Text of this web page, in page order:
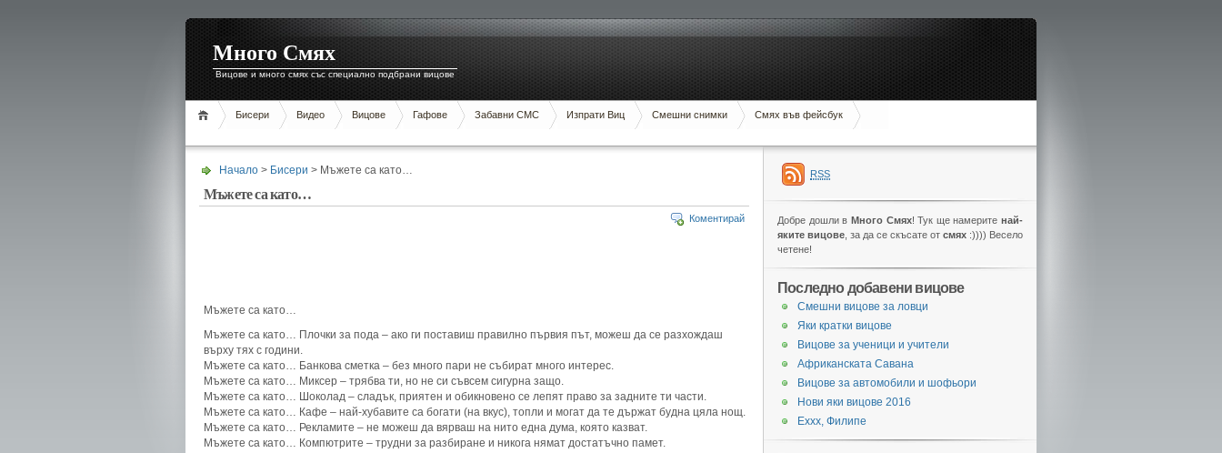
Много Смях
Вицове и много смях със специално подбрани вицове
Бисери Видео Вицове Гафове Забавни СМС Изпрати Виц Смешни снимки Смях във фейсбук
Начало > Бисери > Мъжете са като…
Мъжете са като…
Коментирай
Мъжете са като…
Мъжете са като… Плочки за пода – ако ги поставиш правилно първия път, можеш да се разхождаш
върху тях с години.
Мъжете са като… Банкова сметка – без много пари не събират много интерес.
Мъжете са като… Миксер – трябва ти, но не си съвсем сигурна защо.
Мъжете са като… Шоколад – сладък, приятен и обикновено се лепят право за задните ти части.
Мъжете са като… Кафе – най-хубавите са богати (на вкус), топли и могат да те държат будна цяла нощ.
Мъжете са като… Рекламите – не можеш да вярваш на нито една дума, която казват.
Мъжете са като… Компютрите – трудни за разбиране и никога нямат достатъчно памет.
RSS
Добре дошли в Много Смях! Тук ще намерите най-
яките вицове , за да се скъсате от смях :)))) Весело
четене!
Последно добавени вицове
Смешни вицове за ловци
Яки кратки вицове
Вицове за ученици и учители
Африканската Савана
Вицове за автомобили и шофьори
Нови яки вицове 2016
Еххх, Филипе